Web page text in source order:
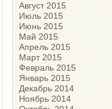
Август 2015
Июль 2015
Июнь 2015
Май 2015
Апрель 2015
Март 2015
Февраль 2015
Январь 2015
Декабрь 2014
Ноябрь 2014